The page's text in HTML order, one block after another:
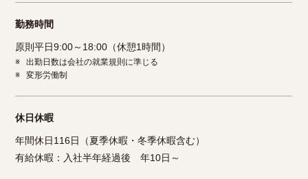
勤務時間
原則平日9:00～18:00（休憩1時間）
※
出勤日数は会社の就業規則に準じる
※
変形労働制
休日休暇
年間休日116日（夏季休暇・冬季休暇含む）
有給休暇：入社半年経過後 年10日～